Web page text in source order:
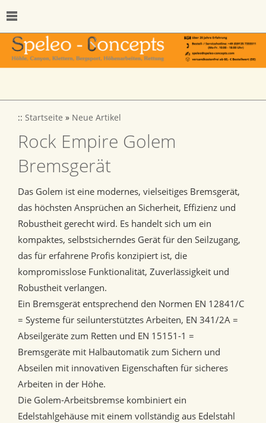
:: Startseite » Neue Artikel
Rock Empire Golem
Bremsgerät
Das Golem ist eine modernes, vielseitiges Bremsgerät,
das höchsten Ansprüchen an Sicherheit, Effizienz und
Robustheit gerecht wird. Es handelt sich um ein
kompaktes, selbstsicherndes Gerät für den Seilzugang,
das für erfahrene Profis konzipiert ist, die
kompromisslose Funktionalität, Zuverlässigkeit und
Robustheit verlangen.
Ein Bremsgerät entsprechend den Normen EN 12841/C
= Systeme für seilunterstütztes Arbeiten, EN 341/2A =
Abseilgeräte zum Retten und EN 15151-1 =
Bremsgeräte mit Halbautomatik zum Sichern und
Abseilen mit innovativen Eigenschaften für sicheres
Arbeiten in der Höhe.
Die Golem-Arbeitsbremse kombiniert ein
Edelstahlgehäuse mit einem vollständig aus Edelstahl